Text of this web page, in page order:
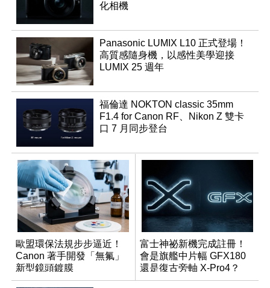
化相機
Panasonic LUMIX L10 正式登場！
高質感隨身機，以感性美學迎接
LUMIX 25 週年
福倫達 NOKTON classic 35mm
F1.4 for Canon RF、Nikon Z 雙卡
口 7 月同步登台
歐盟環保法規步步逼近！
Canon 著手開發「無氟」
新型鏡頭鍍膜
富士神祕新機完成註冊！
會是旗艦中片幅 GFX180
還是復古旁軸 X-Pro4？